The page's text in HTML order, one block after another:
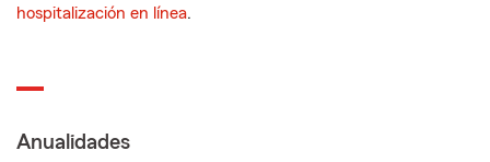
hospitalización en línea.
Anualidades